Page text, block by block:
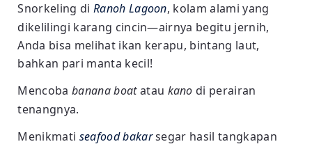
Snorkeling di Ranoh Lagoon, kolam alami yang
dikelilingi karang cincin—airnya begitu jernih,
Anda bisa melihat ikan kerapu, bintang laut,
bahkan pari manta kecil!
Mencobabanana boatatau kano di perairan
tenangnya.
Menikmati seafood bakarsegar hasil tangkapan